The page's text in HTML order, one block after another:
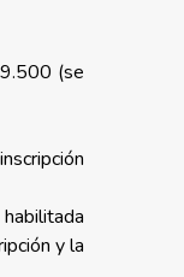
(se
y la